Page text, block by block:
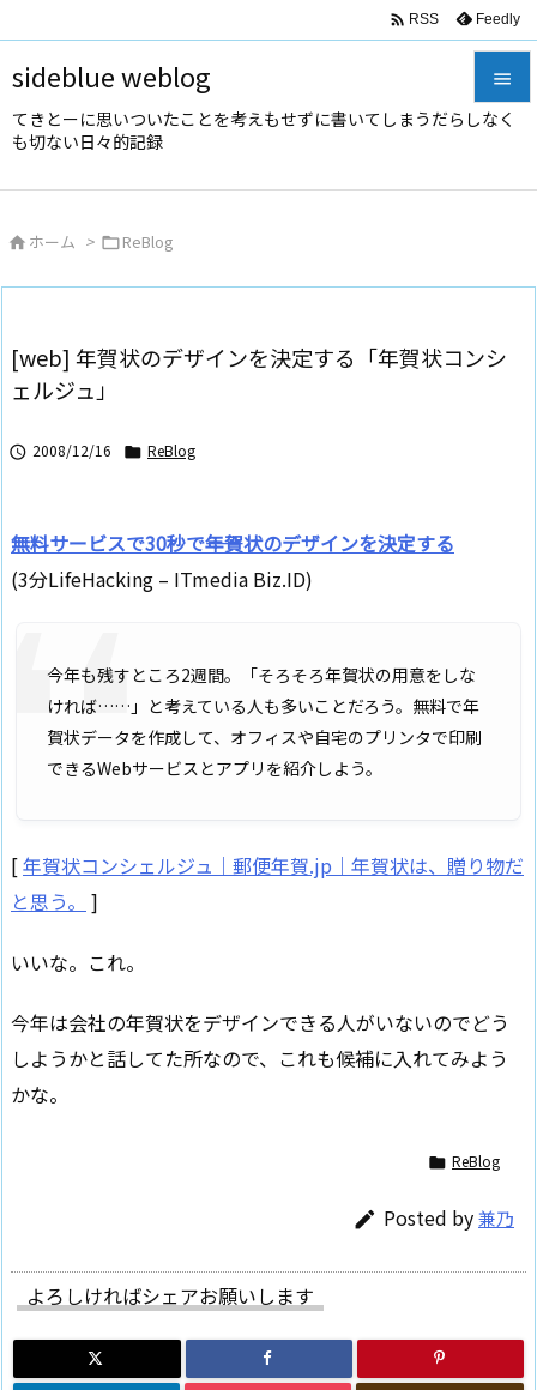
sideblue weblog
てきとーに思いついたことを考えもせずに書いてしまうだらしなく
も切ない日々的記録



 RSS Feedly
 ホーム > ReBlog
[web] 年賀状のデザインを決定する「年賀状コンシ
ェルジュ」
 2008/12/16  ReBlog
無料サービスで30秒で――年賀状のデザインを決定する
(3分LifeHacking – ITmedia Biz.ID)
今年も残すところ2週間。「そろそろ年賀状の用意をしな
ければ……」と考えている人も多いことだろう。無料で年
賀状データを作成して、オフィスや自宅のプリンタで印刷
できるWebサービスとアプリを紹介しよう。
[年賀状コンシェルジュ｜郵便年賀.jp｜年賀状は、贈り物だ
と思う。 ]
いいな。これ。
今年は会社の年賀状をデザインできる人がいないのでどう
しようかと話してた所なので、これも候補に入れてみよう
かな。
 ReBlog
 Posted by兼乃
よろしければシェアお願いします